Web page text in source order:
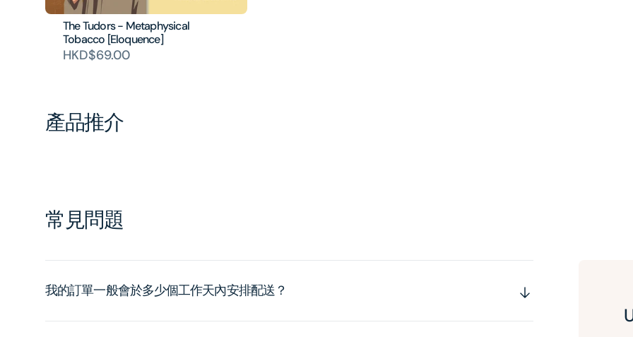
The Tudors - Metaphysical
Tobacco [Eloquence]
HKD$69.00
產品推介
常見問題
我的訂單一般會於多少個工作天內安排配送？